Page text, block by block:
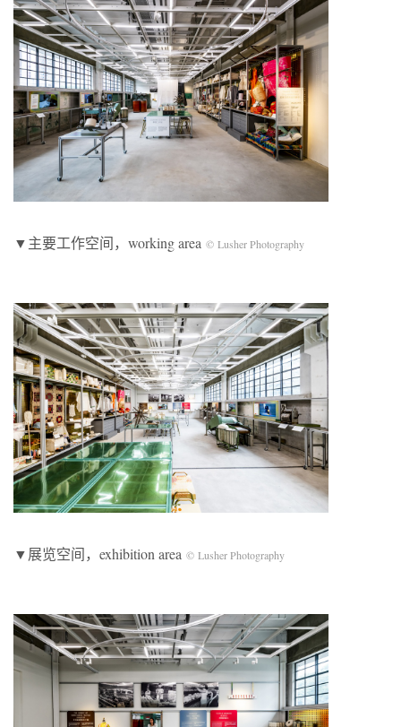
▼主要工作空间，working area © Lusher Photography
▼展览空间，exhibition area © Lusher Photography